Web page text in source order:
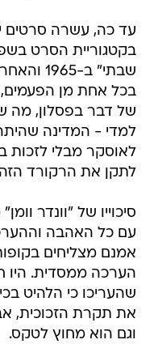
עד כה, עשרה סרטים
בקטגוריית הסרט
בכל אחת מן הפעמים,
של דבר בפסלון, מה
למדי - המדינה
לאוסקר מבלי לזכות
לתקן את הרקורד
סיכוייו של "וונדר
עם כל האהבה
אמנם מצליחים
הערכה ממסדית. היו
שהעריכו כי הלהיט
את תקרת הזכוכית,
וגם הוא מחוץ לטקס.